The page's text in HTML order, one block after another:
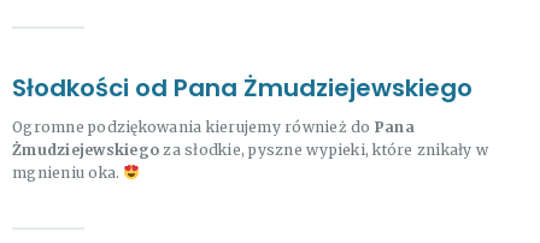
Słodkości od Pana Żmudziejewskiego
Ogromne podziękowania kierujemy również do Pana
Żmudziejewskiego za słodkie, pyszne wypieki, które znikały w
mgnieniu oka.